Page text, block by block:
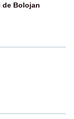
de Bolojan